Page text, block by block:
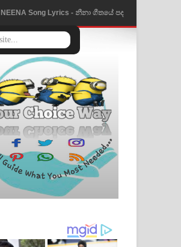
Ahimi Wimai Himi Song Lyrics - අහිමි
විමයි හිමි ගීතයේ පද පෙළ
Mathaka Parana Song Lyrics - මතක
පාරනා ගීතයේ පද පෙළ
Nimnadhen Song Lyrics - නිම්නාදෙන්
ගීතයේ පද පෙළ
Obamai Mage Adare Song Lyrics -
ඔබමයි මගේ ආදරේ ගීතයේ පද පෙළ
ගීතයේ පද පෙළ